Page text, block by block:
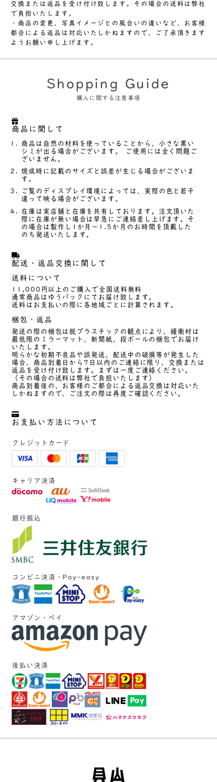
交換または返品を受け付け致します。その場合の送料は弊社
で負担いたします。
・商品の変更、写真イメージとの風合いの違いなど、お客様
都合による返品は対応いたしかねますので、ご了承頂きます
ようお願い申し上げます。
Shopping Guide
購入に関する注意事項
商品に関して
商品は自然の材料を使っていることから、小さな黒い
シミが出る場合がございます。 ご使用には全く問題ご
ざいません。
焼成時に記載のサイズと誤差が生じる場合がございま
す。
ご覧のディスプレイ環境によっては、実際の色と若干
違って映る場合がございます。
在庫は実店舗と在庫を共有しております。注文頂いた
際に在庫が無い場合は早急にご連絡差し上げます。そ
の場合は製作し1か月～1.5か月のお時間を頂戴した
のち発送いたします。
配送・返品交換に関して
送料について
11,000円以上のご購入で全国送料無料
通常商品はゆうパックにてお届け致します。
送料はお支払いの際に各地域ごとに計算されます。
梱包・返品
発送の際の梱包は脱プラスチックの観点により、緩衝材は
最低限のミラーマット、新聞紙、段ボールの梱包でお届け
いたします。
明らかな初期不良品や誤発送、配送中の破損等が発生した
場合、商品到着日から7日以内のご連絡に限り、交換または
返品を受け付け致します。まずは一度ご連絡ください。
（その場合の送料は弊社で負担いたします）
商品到着後の、お客様のご都合による返品交換は対応いた
しかねますので、ご注文の際は再度ご確認ください。
お支払い方法について
クレジットカード
キャリア決済
銀行振込
コンビニ決済・Pay-easy
アマゾン・ペイ
後払い決済